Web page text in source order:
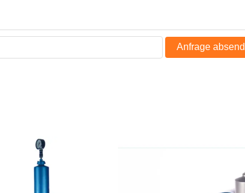
Anfrage